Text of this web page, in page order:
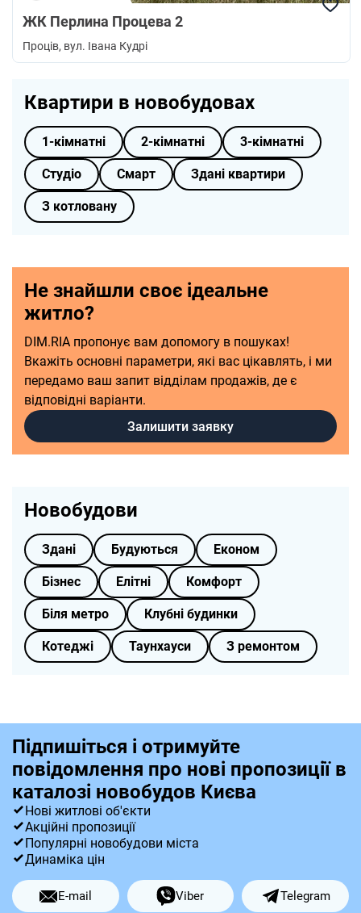
ЖК Перлина Процева 2
Проців, вул. Івана Кудрі
Квартири в новобудовах
1-кімнатні 2-кімнатні 3-кімнатні
Студіо Смарт Здані квартири
З котловану
Не знайшли своє ідеальне
житло?
DIM.RIA пропонує вам допомогу в пошуках!
Вкажіть основні параметри, які вас цікавлять, і ми
передамо ваш запит відділам продажів, де є
відповідні варіанти.
Залишити заявку
Новобудови
Здані Будуються Економ
Бізнес Елітні Комфорт
Біля метро Клубні будинки
Котеджі Таунхауси З ремонтом
Підпишіться і отримуйте
повідомлення про нові пропозиції в
каталозі новобудов Києва
Нові житлові об'єкти
Акційні пропозиції
Популярні новобудови міста
Динаміка цін
E-mail Viber Telegram